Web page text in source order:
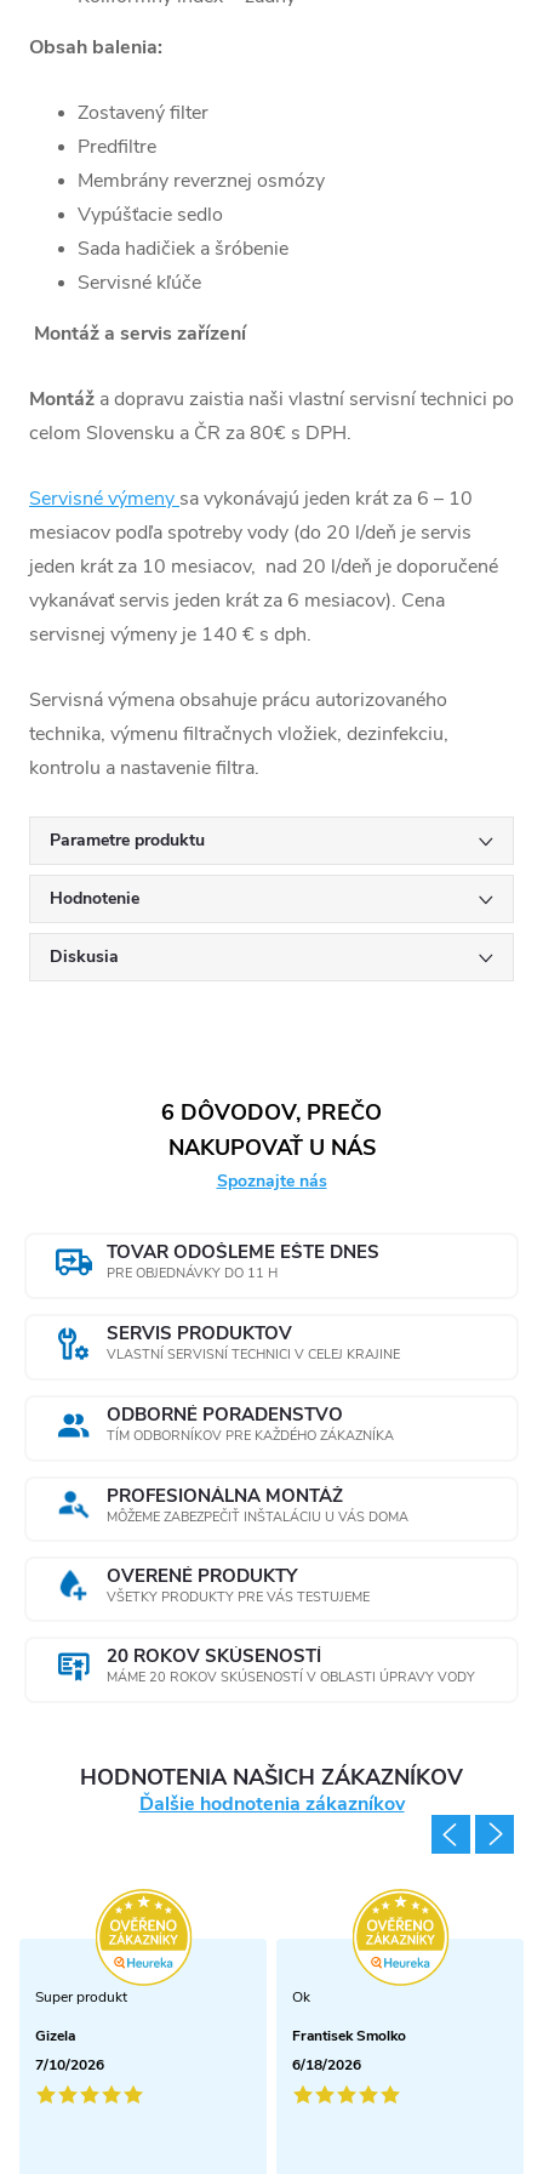
špecifikácie:
Prietok: 150-
160 litrov za
hodinu
Spotreba
vody
: 250-
hodinu
Odpadová
140 litrov za
hodinu
Napájanie : 180-
240 V, 50-60
Hz
vstupnej vody: 4
- 30 °C
Okolitá teplota
Vstupný tlak: 2-
5 barov
Rozmery (
× H): 470 х 525
х 405 mm
Obsah balenia:
Zostavený filter
Predfiltre
Membrány reverznej osmózy
Vypúšťacie sedlo
Sada hadičiek a šróbenie
Servisné kľúče
Montáž a servis zařízení
Montáž a dopravu zaistia naši vlastní servisní technici po
celom Slovensku a ČR za 80€ s DPH.
Servisné výmeny sa vykonávajú jeden krát za 6 – 10
mesiacov podľa spotreby vody (do 20 l/deň je servis
jeden krát za 10 mesiacov, nad 20 l/deň je doporučené
vykanávať servis jeden krát za 6 mesiacov). Cena
servisnej výmeny je 140 € s dph.
Servisná výmena obsahuje prácu autorizovaného
technika, výmenu filtračnych vložiek, dezinfekciu,
kontrolu a nastavenie filtra.
Parametre produktu
Hodnotenie
Diskusia
6 DÔVODOV, PREČO
NAKUPOVAŤ U NÁS
Spoznajte nás
TOVAR ODOŠLEME EŠTE DNES
PRE OBJEDNÁVKY DO 11 H
SERVIS PRODUKTOV
VLASTNÍ SERVISNÍ TECHNICI V CELEJ KRAJINE
ODBORNÉ PORADENSTVO
TÍM ODBORNÍKOV PRE KAŽDÉHO ZÁKAZNÍKA
PROFESIONÁLNA MONTÁŽ
MÔŽEME ZABEZPEČIŤ INŠTALÁCIU U VÁS DOMA
OVERENÉ PRODUKTY
VŠETKY PRODUKTY PRE VÁS TESTUJEME
20 ROKOV SKÚSENOSTÍ
MÁME 20 ROKOV SKÚSENOSTÍ V OBLASTI ÚPRAVY VODY
HODNOTENIA NAŠICH ZÁKAZNÍKOV
Ďalšie hodnotenia zákazníkov
Super produkt
Gizela
7/10/2026
Ok
Frantisek Smolko
6/18/2026